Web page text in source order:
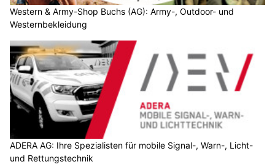
Western & Army-Shop Buchs (AG): Army-, Outdoor- und
Westernbekleidung
ADERA AG: Ihre Spezialisten für mobile Signal-, Warn-, Licht-
und Rettungstechnik